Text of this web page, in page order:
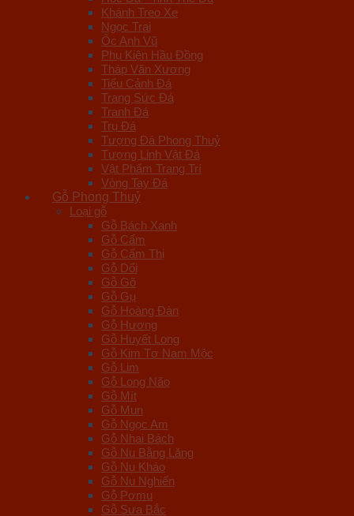
Khánh Treo Xe
Ngọc Trai
Ốc Anh Vũ
Phụ Kiện Hầu Đồng
Tháp Văn Xương
Tiểu Cảnh Đá
Trang Sức Đá
Tranh Đá
Trụ Đá
Tượng Đá Phong Thuỷ
Tượng Linh Vật Đá
Vật Phẩm Trang Trí
Vòng Tay Đá
Gỗ Phong Thuỷ
Loại gỗ
Gỗ Bách Xanh
Gỗ Cẩm
Gỗ Cẩm Thị
Gỗ Dổi
Gỗ Gõ
Gỗ Gụ
Gỗ Hoàng Đàn
Gỗ Hương
Gỗ Huyết Long
Gỗ Kim Tơ Nam Mộc
Gỗ Lim
Gỗ Long Não
Gỗ Mít
Gỗ Mun
Gỗ Ngọc Am
Gỗ Nhai Bách
Gỗ Nu Bằng Lăng
Gỗ Nu Kháo
Gỗ Nu Nghiến
Gỗ Pơmu
Gỗ Sưa Bắc